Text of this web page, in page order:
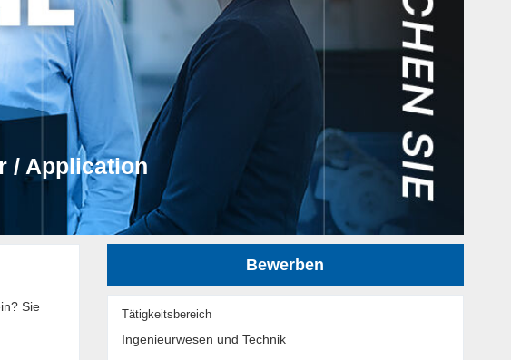
/ Application
Sie
Bewerben
Tätigkeitsbereich
Ingenieurwesen und Technik